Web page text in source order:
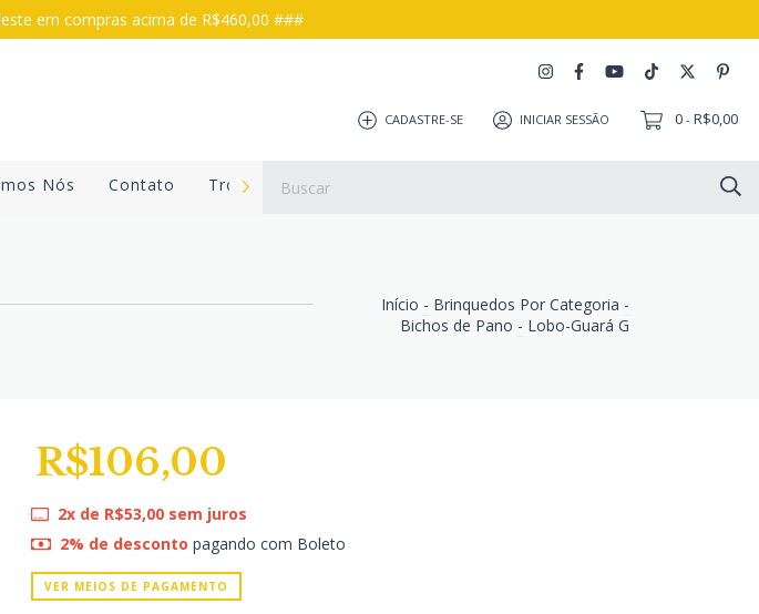
em compras acima de R$460,00 ###
CADASTRE-SE INICIAR SESSÃO 0 - R$0,00
Nós Contato Trocas e Devoluções
Início - Brinquedos Por Categoria -
Bichos de Pano - Lobo-Guará G
R$106,00
2x de R$53,00sem juros
2% de desconto pagando com Boleto
VER MEIOS DE PAGAMENTO